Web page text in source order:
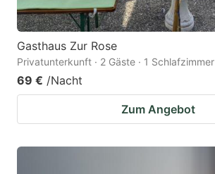
Gasthaus Zur Rose
Privatunterkunft · 2 Gäste · 1 Schlafzimmer
69 € /Nacht
Zum Angebot